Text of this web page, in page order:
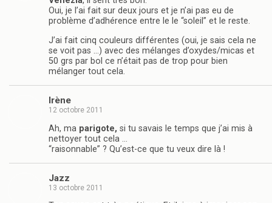
Oui, je l’ai fait sur deux jours et je n’ai pas eu de
problème d’adhérence entre le le “soleil” et le reste.
J’ai fait cinq couleurs différentes (oui, je sais cela ne
se voit pas …) avec des mélanges d’oxydes/micas et
50 grs par bol ce n’était pas de trop pour bien
mélanger tout cela.
Irène
12 octobre 2011
Ah, ma parigote, si tu savais le temps que j’ai mis à
nettoyer tout cela …
“raisonnable” ? Qu’est-ce que tu veux dire là !
Jazz
13 octobre 2011